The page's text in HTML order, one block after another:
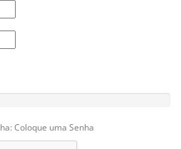
Coloque uma Senha